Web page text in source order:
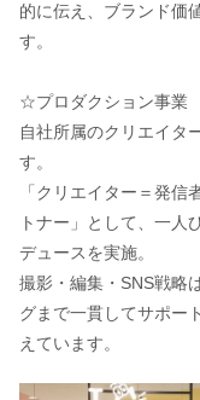
的に伝え、ブランド価
す。
☆プロダクション事業
自社所属のクリエイタ
す。
「クリエイター＝発
トナー」として、一人
デュースを実施。
撮影・編集・SNS戦略
グまで一貫してサポー
えています。